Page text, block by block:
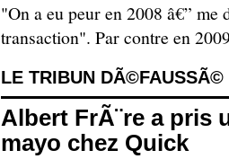
"On a eu peur en 2008 â€” me
transaction". Par contre en
LE TRIBUN DÃ©FAUSSÃ©
Albert FrÃ¨re a pris
mayo chez Quick